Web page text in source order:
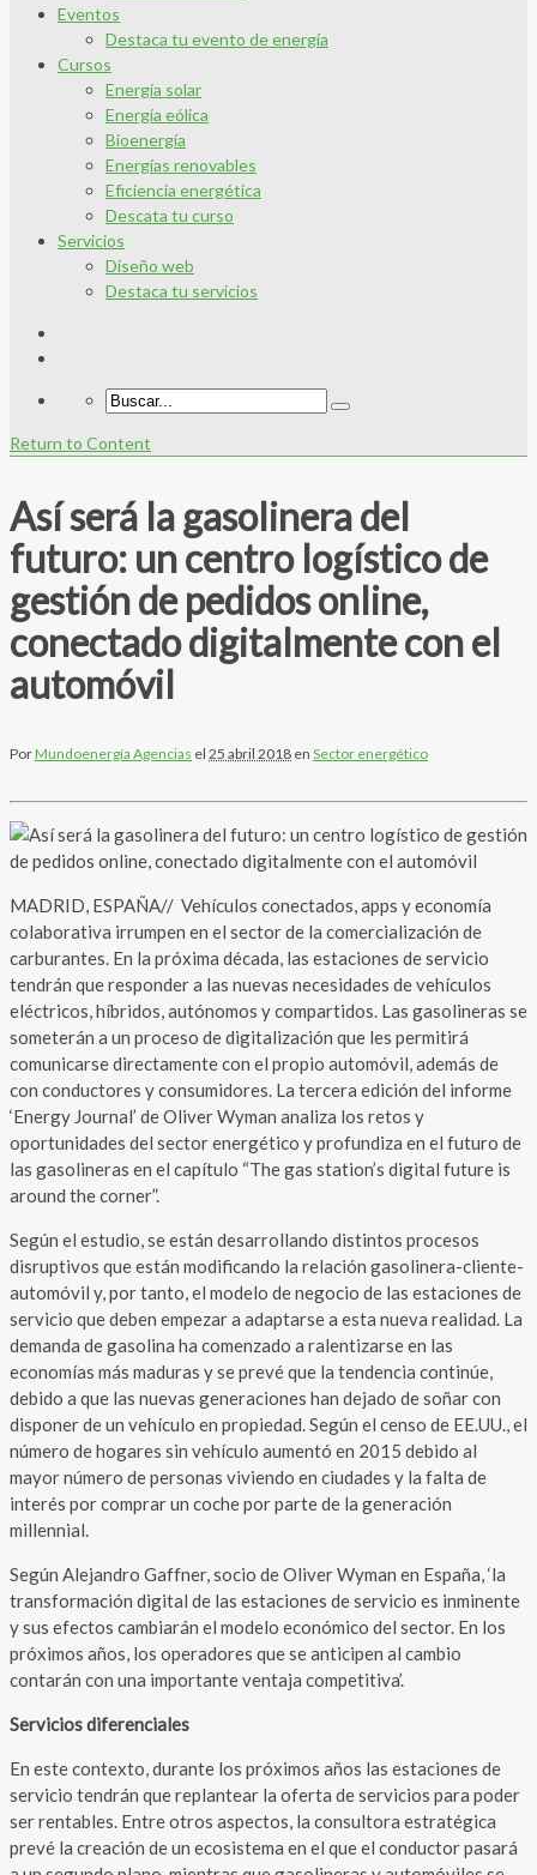
Eventos
Destaca tu evento de energía
Cursos
Energía solar
Energía eólica
Bioenergía
Energías renovables
Eficiencia energética
Descata tu curso
Servicios
Diseño web
Destaca tu servicios
Return to Content
Así será la gasolinera del
futuro: un centro logístico de
gestión de pedidos online,
conectado digitalmente con el
automóvil
PorMundoenergía Agencias el 25 abril 2018 en Sector energético
MADRID, ESPAÑA// Vehículos conectados, apps y economía
colaborativa irrumpen en el sector de la comercialización de
carburantes. En la próxima década, las estaciones de servicio
tendrán que responder a las nuevas necesidades de vehículos
eléctricos, híbridos, autónomos y compartidos. Las gasolineras se
someterán a un proceso de digitalización que les permitirá
comunicarse directamente con el propio automóvil, además de
con conductores y consumidores. La tercera edición del informe
‘Energy Journal’ de Oliver Wyman analiza los retos y
oportunidades del sector energético y profundiza en el futuro de
las gasolineras en el capítulo “The gas station’s digital future is
around the corner”.
Según el estudio, se están desarrollando distintos procesos
disruptivos que están modificando la relación gasolinera-cliente-
automóvil y, por tanto, el modelo de negocio de las estaciones de
servicio que deben empezar a adaptarse a esta nueva realidad. La
demanda de gasolina ha comenzado a ralentizarse en las
economías más maduras y se prevé que la tendencia continúe,
debido a que las nuevas generaciones han dejado de soñar con
disponer de un vehículo en propiedad. Según el censo de EE.UU., el
número de hogares sin vehículo aumentó en 2015 debido al
mayor número de personas viviendo en ciudades y la falta de
interés por comprar un coche por parte de la generación
millennial.
Según Alejandro Gaffner, socio de Oliver Wyman en España, ‘la
transformación digital de las estaciones de servicio es inminente
y sus efectos cambiarán el modelo económico del sector. En los
próximos años, los operadores que se anticipen al cambio
contarán con una importante ventaja competitiva’.
Servicios diferenciales
En este contexto, durante los próximos años las estaciones de
servicio tendrán que replantear la oferta de servicios para poder
ser rentables. Entre otros aspectos, la consultora estratégica
prevé la creación de un ecosistema en el que el conductor pasará